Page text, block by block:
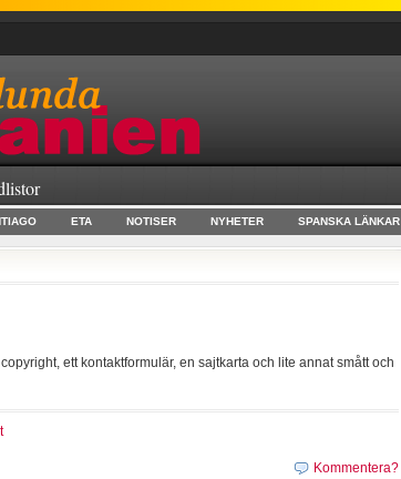
ETA NOTISER NYHETER SPANSKA LÄNKAR
ett kontaktformulär, en sajtkarta och lite annat smått och
Kommentera?